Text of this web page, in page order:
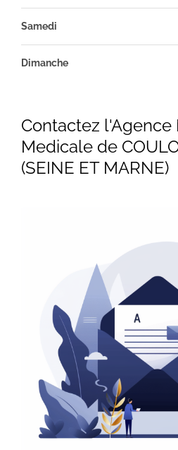
Samedi
Dimanche
Contactez l'Agence
Medicale de
(SEINE ET MARNE)